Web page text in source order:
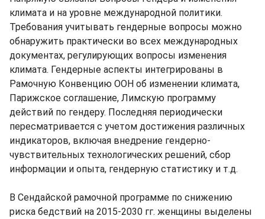
климата и на уровне международной политики.
Требования учитывать гендерные вопросы можно
обнаружить практически во всех международных
документах, регулирующих вопросы изменения
климата. Гендерные аспекты интегрированы в
Рамочную Конвенцию ООН об изменении климата,
Парижское соглашение, Лимскую программу
действий по гендеру. Последняя периодически
пересматривается с учетом достижения различных
индикаторов, включая внедрение гендерно-
чувствительных технологических решений, сбор
информации и опыта, гендерную статистику и т.д.
В Сендайской рамочной программе по снижению
риска бедствий на 2015-2030 гг. женщины выделены